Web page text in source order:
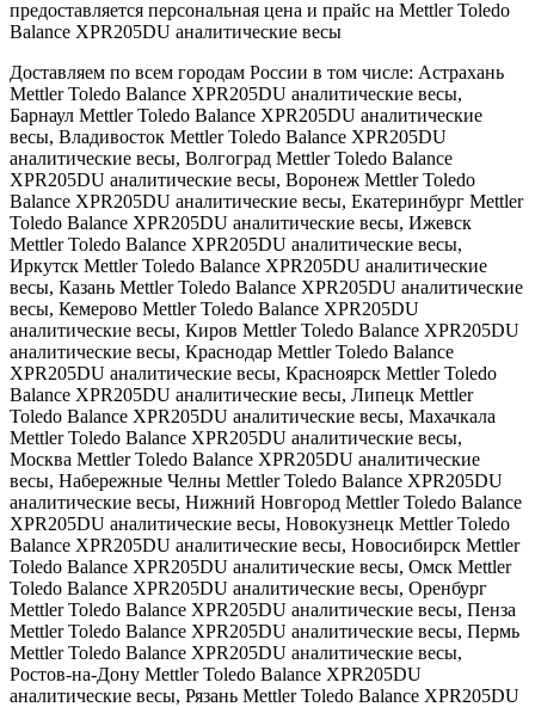
предоставляется персональная цена и прайс на Mettler Toledo
Balance XPR205DU аналитические весы
Доставляем по всем городам России в том числе: Астрахань
Mettler Toledo Balance XPR205DU аналитические весы,
Барнаул Mettler Toledo Balance XPR205DU аналитические
весы, Владивосток Mettler Toledo Balance XPR205DU
аналитические весы, Волгоград Mettler Toledo Balance
XPR205DU аналитические весы, Воронеж Mettler Toledo
Balance XPR205DU аналитические весы, Екатеринбург Mettler
Toledo Balance XPR205DU аналитические весы, Ижевск
Mettler Toledo Balance XPR205DU аналитические весы,
Иркутск Mettler Toledo Balance XPR205DU аналитические
весы, Казань Mettler Toledo Balance XPR205DU аналитические
весы, Кемерово Mettler Toledo Balance XPR205DU
аналитические весы, Киров Mettler Toledo Balance XPR205DU
аналитические весы, Краснодар Mettler Toledo Balance
XPR205DU аналитические весы, Красноярск Mettler Toledo
Balance XPR205DU аналитические весы, Липецк Mettler
Toledo Balance XPR205DU аналитические весы, Махачкала
Mettler Toledo Balance XPR205DU аналитические весы,
Москва Mettler Toledo Balance XPR205DU аналитические
весы, Набережные Челны Mettler Toledo Balance XPR205DU
аналитические весы, Нижний Новгород Mettler Toledo Balance
XPR205DU аналитические весы, Новокузнецк Mettler Toledo
Balance XPR205DU аналитические весы, Новосибирск Mettler
Toledo Balance XPR205DU аналитические весы, Омск Mettler
Toledo Balance XPR205DU аналитические весы, Оренбург
Mettler Toledo Balance XPR205DU аналитические весы, Пенза
Mettler Toledo Balance XPR205DU аналитические весы, Пермь
Mettler Toledo Balance XPR205DU аналитические весы,
Ростов-на-Дону Mettler Toledo Balance XPR205DU
аналитические весы, Рязань Mettler Toledo Balance XPR205DU